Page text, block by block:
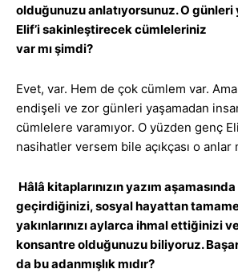
olduğunuzu anlatıyorsunuz. O günleri
Elif’i sakinleştirecek cümleleriniz
var mı şimdi?
Evet, var. Hem de çok cümlem var.
endişeli ve zor günleri yaşamadan
cümlelere varamıyor. O yüzden genç
nasihatler versem bile açıkçası o anlar
Hâlâ kitaplarınızın yazım
geçirdiğinizi, sosyal hayattan
yakınlarınızı aylarca ihmal ettiğinizi
konsantre olduğunuzu biliyoruz.
da bu adanmışlık mıdır?